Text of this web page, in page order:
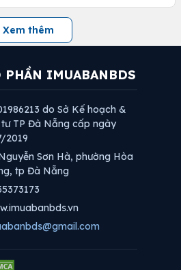
Xem thêm
PHẦN IMUABANBDS
do Sở Kế hoạch &
TP Đà Nẵng cấp ngày
2019
Sơn Hà, phường Hòa
tp Đà Nẵng